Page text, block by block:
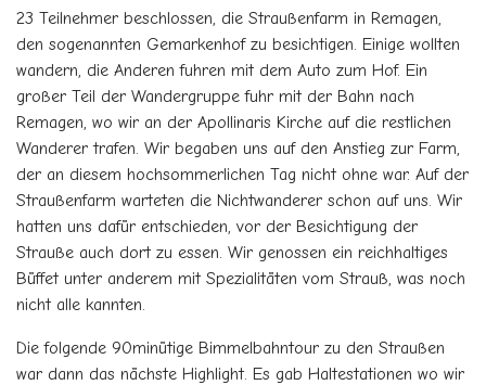
23 Teilnehmer beschlossen, die Straußenfarm in Remagen,
den sogenannten Gemarkenhof zu besichtigen. Einige wollten
wandern, die Anderen fuhren mit dem Auto zum Hof. Ein
großer Teil der Wandergruppe fuhr mit der Bahn nach
Remagen, wo wir an der Apollinaris Kirche auf die restlichen
Wanderer trafen. Wir begaben uns auf den Anstieg zur Farm,
der an diesem hochsommerlichen Tag nicht ohne war. Auf der
Straußenfarm warteten die Nichtwanderer schon auf uns. Wir
hatten uns dafür entschieden, vor der Besichtigung der
Strauße auch dort zu essen. Wir genossen ein reichhaltiges
Büffet unter anderem mit Spezialitäten vom Strauß, was noch
nicht alle kannten.
Die folgende 90minütige Bimmelbahntour zu den Straußen
war dann das nächste Highlight. Es gab Haltestationen wo wir